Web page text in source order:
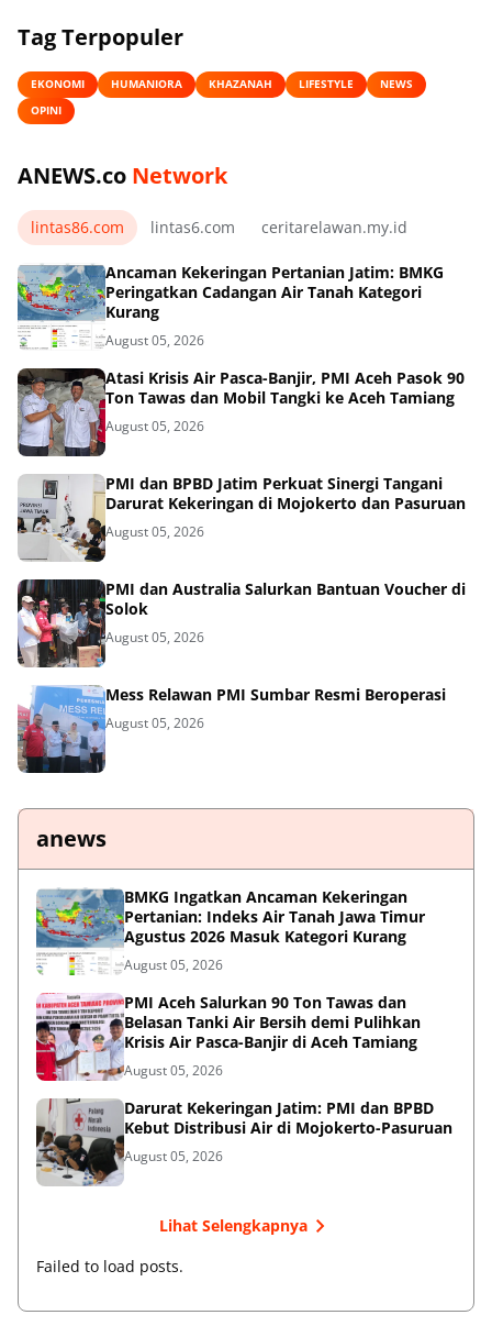
Tag Terpopuler
EKONOMI HUMANIORA KHAZANAH LIFESTYLE
NEWS
OPINI
ANEWS.co Network
lintas86.com lintas6.com ceritarelawan.my.id
Ancaman Kekeringan Pertanian Jatim: BMKG
Peringatkan Cadangan Air Tanah Kategori
Kurang
August 05, 2026
Atasi Krisis Air Pasca-Banjir, PMI Aceh Pasok 90
Ton Tawas dan Mobil Tangki ke Aceh Tamiang
August 05, 2026
PMI dan BPBD Jatim Perkuat Sinergi Tangani
Darurat Kekeringan di Mojokerto dan Pasuruan
August 05, 2026
PMI dan Australia Salurkan Bantuan Voucher di
Solok
August 05, 2026
Mess Relawan PMI Sumbar Resmi Beroperasi
August 05, 2026
anews
BMKG Ingatkan Ancaman Kekeringan
Pertanian: Indeks Air Tanah Jawa Timur
Agustus 2026 Masuk Kategori Kurang
August 05, 2026
PMI Aceh Salurkan 90 Ton Tawas dan
Belasan Tanki Air Bersih demi Pulihkan
Krisis Air Pasca-Banjir di Aceh Tamiang
August 05, 2026
Darurat Kekeringan Jatim: PMI dan BPBD
Kebut Distribusi Air di Mojokerto-Pasuruan
August 05, 2026
Lihat Selengkapnya
Failed to load posts.